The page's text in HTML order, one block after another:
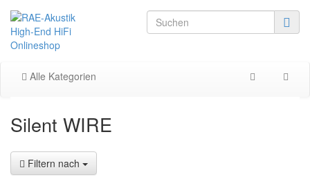
Alle Kategorien
Silent WIRE
Filtern nach